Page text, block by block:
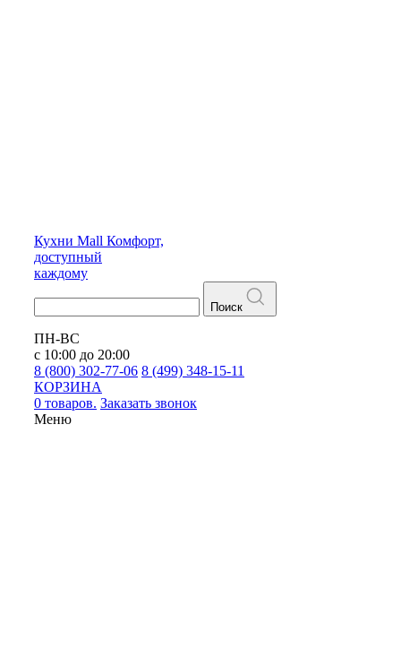
Кухни Mall Комфорт,
доступный
каждому
Поиск
ПН-ВС
с 10:00 до 20:00
8 (800) 302-77-06 8 (499) 348-15-11
КОРЗИНА
0 товаров. Заказать звонок
Меню